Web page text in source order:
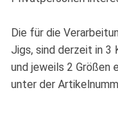
Die für die
Jigs, sind derzeit in 3
und jeweils 2 Größen
unter der